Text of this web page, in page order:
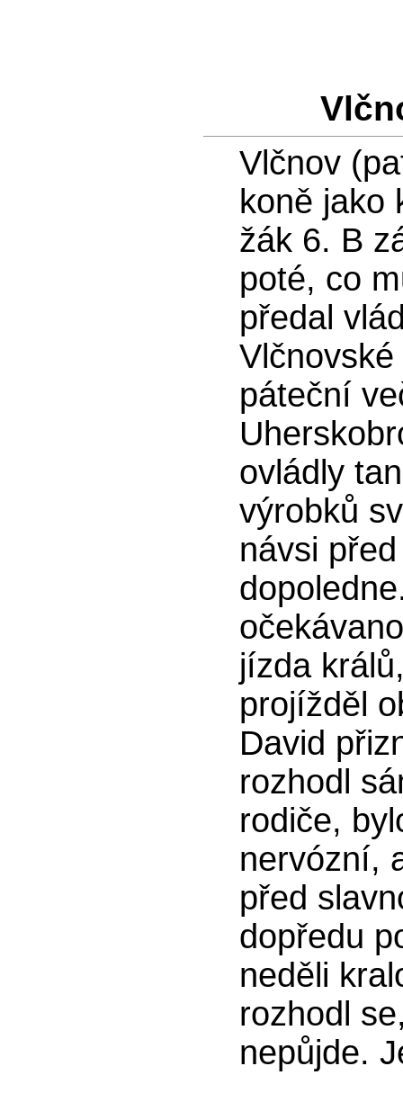
Vlčnov
koně jako
žák 6. B
poté, co
předal
páteční
ovládly
výrobků
návsi
jízda
projížděl
David
rozhodl
rodiče,
nervózní,
před
dopředu
neděli
rozhodl
nepůjde.